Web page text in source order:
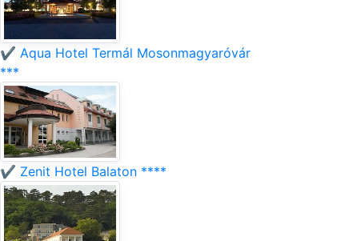
✔️ Aqua Hotel Termál Mosonmagyaróvár
***
✔️ Zenit Hotel Balaton ****